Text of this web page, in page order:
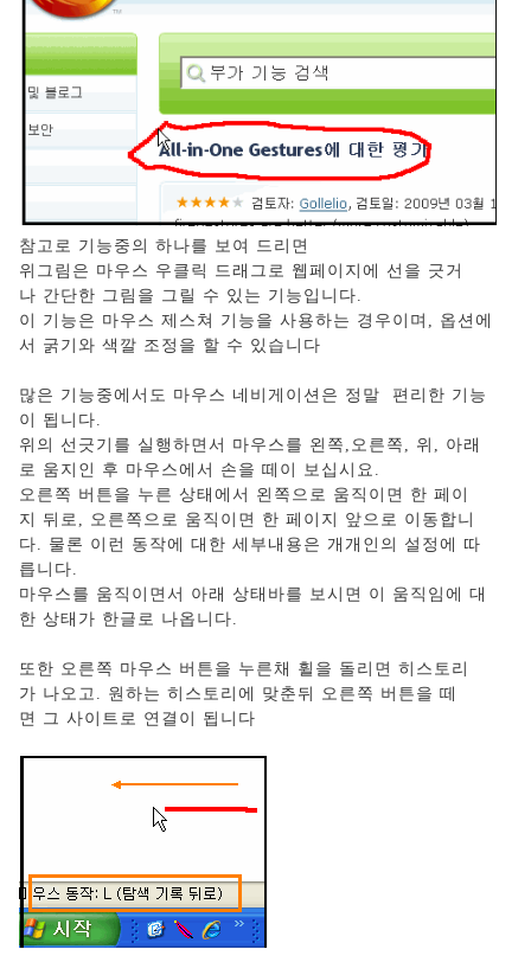
참고로 기능중의 하나를 보여 드리면
위그림은 마우스 우클릭 드래그로 웹페이지에 선을 긋거
나 간단한 그림을 그릴 수 있는 기능입니다.
이 기능은 마우스 제스쳐 기능을 사용하는 경우이며, 옵션에
서 굵기와 색깔 조정을 할 수 있습니다
많은 기능중에서도 마우스 네비게이션은 정말 편리한 기능
이 됩니다.
위의 선긋기를 실행하면서 마우스를 왼쪽,오른쪽, 위, 아래
로 움지인 후 마우스에서 손을 떼이 보십시요.
오른쪽 버튼을 누른 상태에서 왼쪽으로 움직이면 한 페이
지 뒤로, 오른쪽으로 움직이면 한 페이지 앞으로 이동합니
다. 물론 이런 동작에 대한 세부내용은 개개인의 설정에 따
릅니다.
마우스를 움직이면서 아래 상태바를 보시면 이 움직임에 대
한 상태가 한글로 나옵니다.
또한 오른쪽 마우스 버튼을 누른채 휠을 돌리면 히스토리
가 나오고. 원하는 히스토리에 맞춘뒤 오른쪽 버튼을 떼
면 그 사이트로 연결이 됩니다